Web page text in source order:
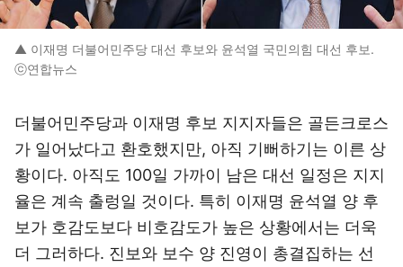
▲ 이재명 더불어민주당 대선 후보와 윤석열 국민의힘 대선 후보.
ⓒ연합뉴스
더불어민주당과 이재명 후보 지지자들은 골든크로스
가 일어났다고 환호했지만, 아직 기뻐하기는 이른 상
황이다. 아직도 100일 가까이 남은 대선 일정은 지지
율은 계속 출렁일 것이다. 특히 이재명 윤석열 양 후
보가 호감도보다 비호감도가 높은 상황에서는 더욱
더 그러하다. 진보와 보수 양 진영이 총결집하는 선